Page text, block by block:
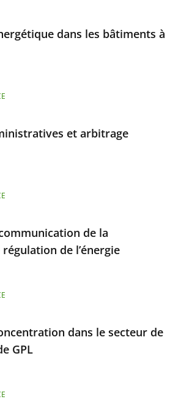
dans les bâtiments à
et arbitrage
de la
de l’énergie
dans le secteur de
GPL